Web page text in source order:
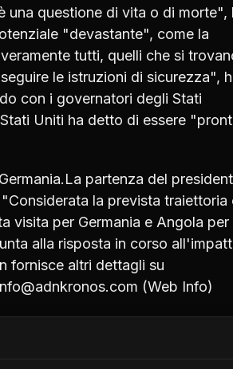
una questione di vita o di morte",
"devastante", come la
tutti, quelli che si
le istruzioni di sicurezza",
con i governatori degli Stati
Uniti ha detto di essere
partenza del
la prevista traiettoria
visita per Germania e Angola per
alla risposta in corso
fornisce altri dettagli su
(Web Info)